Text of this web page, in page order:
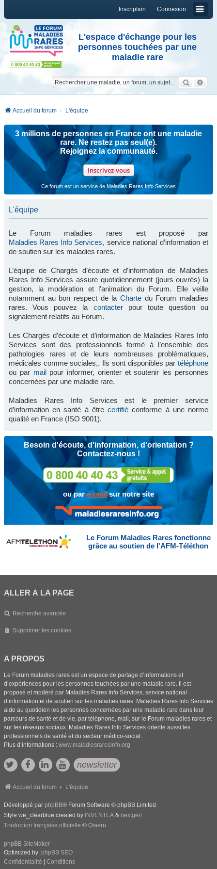
Connexion
Inscription
L'espace d'échange pour les
personnes touchées par une
maladie rare
Accueil du forum L'équipe
3 millions de personnes en France ont une maladie
rare. Ne restez pas seul(e).
Rejoignez la communauté.
Inscrivez-vous
Ce forum est un service de Maladies Rares Info Services
L'équipe
Le Forum maladies rares est proposé par
Maladies Rares Info Services, service national d’information et
de soutien sur les maladies rares.
L’équipe de Chargés d’écoute et d’information de Maladies
Rares Info Services assure quotidiennement (jours ouvrés) la
gestion, la modération et l’animation du Forum. Elle veille
notamment au bon respect de la Charte du Forum maladies
rares. Vous pouvez la contacterpour toute question ou
signalement relatifs au Forum.
Les Chargés d’écoute et d’information de Maladies Rares Info
Services sont des professionnels formé à l’ensemble des
pathologies rares et de leurs nombreuses problématiques,
médicales comme sociales,. Ils sont disponibles par téléphone
ou par mailpour informer, orienter et soutenir les personnes
concernées par une maladie rare.
Maladies Rares Info Services est le premier service
d’information en santé à êtrecertifié conforme à une norme
qualité en France (ISO 9001).
Besoin d'écoute, d'information, d'orientation ?
Contactez-nous !
ou pare-mailsur notre site
Le Forum Maladies Rares fonctionne
grâce au soutien de l'AFM-Téléthon
ALLER À LA PAGE
Recherche avancée
Supprimer les cookies
A PROPOS
Le Forum maladies rares est un espace de partage d’informations et
d’expériences pour les personnes touchées par une maladie rare. Il est
proposé et modéré par Maladies Rares Info Services, service national
d’information et de soutien sur les maladies rares. Maladies Rares Info Services
aide au quotidien les personnes concernées par une maladie rare dans leur
parcours de santé et de vie, par téléphone, mail, sur le Forum maladies rares et
sur les réseaux sociaux. Maladies Rares Info Services oriente aussi les
professionnels de santé et du secteur médico-social.
Plus d’informations : www.maladiesraresinfo.org
newsletter
Accueil du forum L'équipe
Développé par phpBB® Forum Software © phpBB Limited
Style we_clearblue created by INVENTEA & nextgen
Traduction française officielle © Qiaeru
phpBB SiteMaker
Optimized by: phpBB SEO
Confidentialité
Conditions